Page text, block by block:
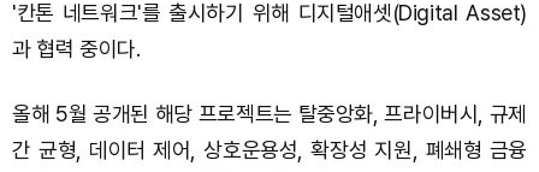
'칸톤 네트워크'를 출시하기 위해 디지털애셋(Digital Asset)
과 협력 중이다.
올해 5월 공개된 해당 프로젝트는 탈중앙화, 프라이버시, 규제
간 균형, 데이터 제어, 상호운용성, 확장성 지원, 폐쇄형 금융